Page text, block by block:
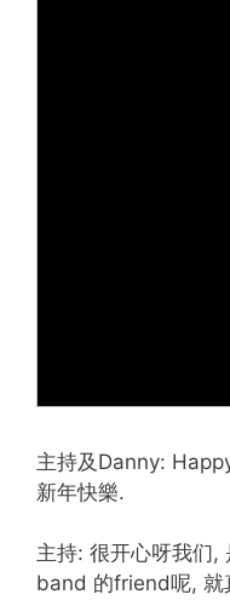
主持及Danny:
新年快樂.
主持: 很开心呀我们
band 的friend呢, 就